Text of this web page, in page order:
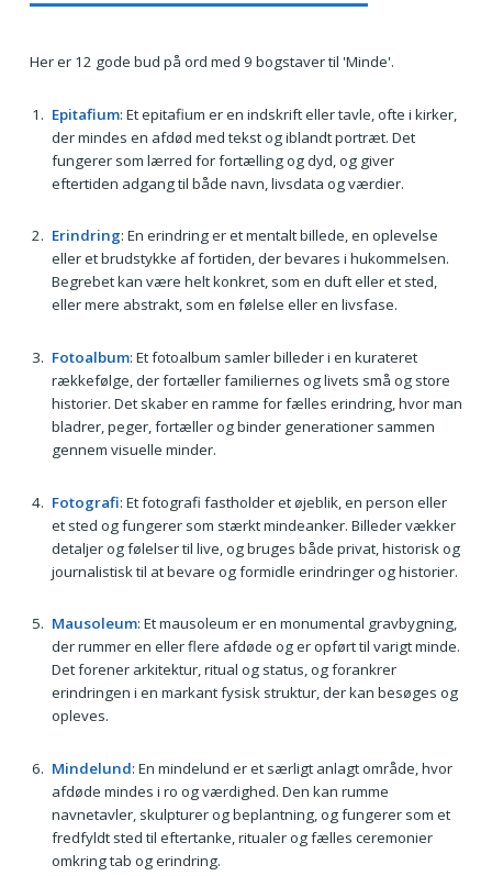
Her er 12 gode bud på ord med 9 bogstaver til 'Minde'.
Epitafium: Et epitafium er en indskrift eller tavle, ofte i kirker,
der mindes en afdød med tekst og iblandt portræt. Det
fungerer som lærred for fortælling og dyd, og giver
eftertiden adgang til både navn, livsdata og værdier.
Erindring: En erindring er et mentalt billede, en oplevelse
eller et brudstykke af fortiden, der bevares i hukommelsen.
Begrebet kan være helt konkret, som en duft eller et sted,
eller mere abstrakt, som en følelse eller en livsfase.
Fotoalbum: Et fotoalbum samler billeder i en kurateret
rækkefølge, der fortæller familiernes og livets små og store
historier. Det skaber en ramme for fælles erindring, hvor man
bladrer, peger, fortæller og binder generationer sammen
gennem visuelle minder.
Fotografi: Et fotografi fastholder et øjeblik, en person eller
et sted og fungerer som stærkt mindeanker. Billeder vækker
detaljer og følelser til live, og bruges både privat, historisk og
journalistisk til at bevare og formidle erindringer og historier.
Mausoleum: Et mausoleum er en monumental gravbygning,
der rummer en eller flere afdøde og er opført til varigt minde.
Det forener arkitektur, ritual og status, og forankrer
erindringen i en markant fysisk struktur, der kan besøges og
opleves.
Mindelund: En mindelund er et særligt anlagt område, hvor
afdøde mindes i ro og værdighed. Den kan rumme
navnetavler, skulpturer og beplantning, og fungerer som et
fredfyldt sted til eftertanke, ritualer og fælles ceremonier
omkring tab og erindring.